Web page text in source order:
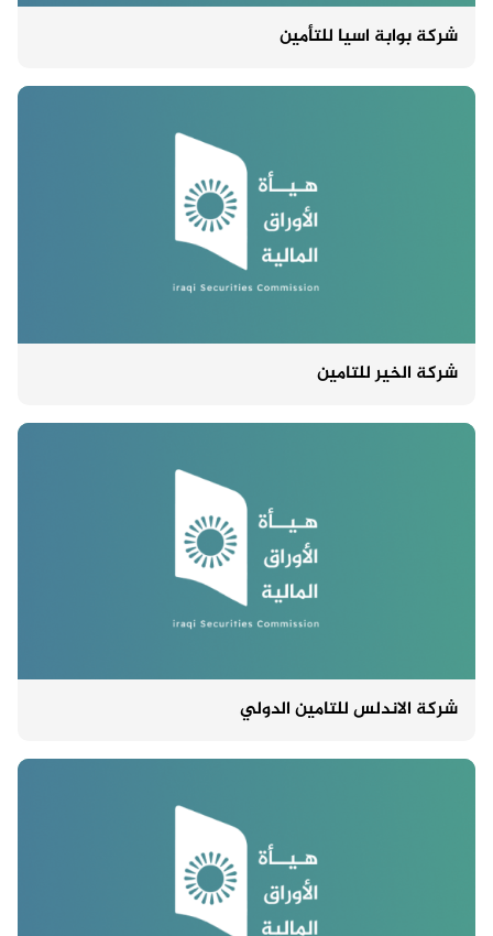
شركة بوابة اسيا للتأمين
شركة الخير للتامين
شركة الاندلس للتامين الدولي